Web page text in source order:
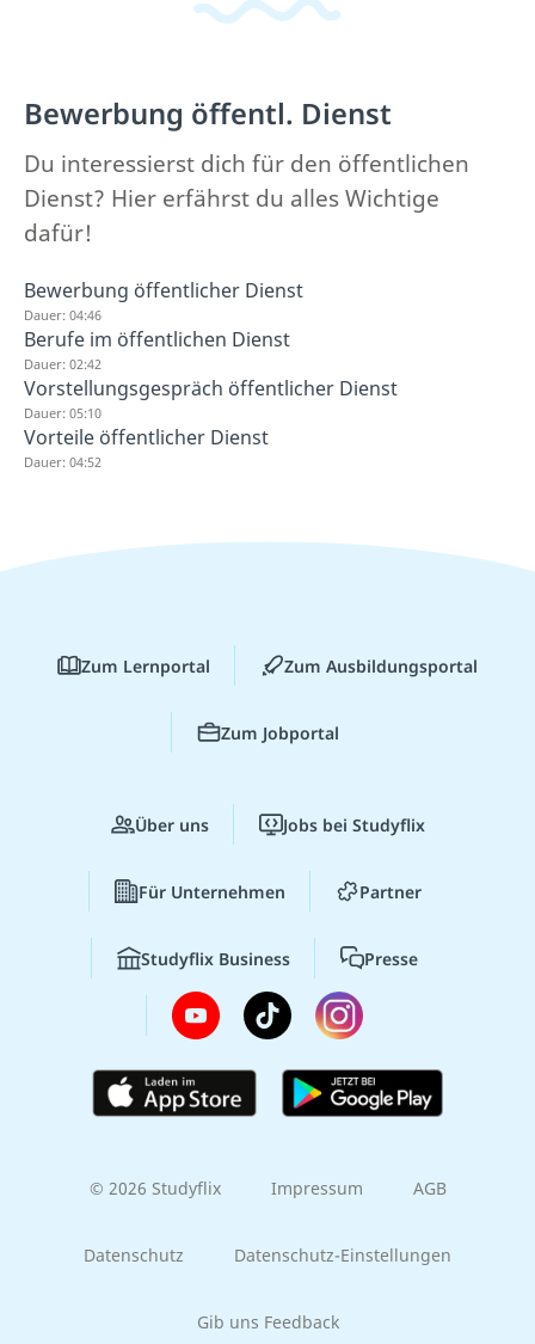
Bewerbung öffentl. Dienst
Du interessierst dich für den öffentlichen
Dienst? Hier erfährst du alles Wichtige
dafür!
Bewerbung öffentlicher Dienst
Dauer: 04:46
Berufe im öffentlichen Dienst
Dauer: 02:42
Vorstellungsgespräch öffentlicher Dienst
Dauer: 05:10
Vorteile öffentlicher Dienst
Dauer: 04:52
Zum Lernportal Zum Ausbildungsportal
Zum Jobportal
Über uns Jobs bei Studyflix
Für Unternehmen Partner
Studyflix Business Presse
© 2026 Studyflix Impressum AGB
Datenschutz Datenschutz-Einstellungen
Gib uns Feedback